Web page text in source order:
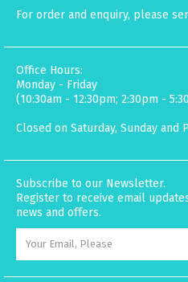
For order and enquiry, please
Office Hours:
Monday - Friday
(10:30am - 12:30pm; 2:30pm -
Closed on Saturday, Sunday and
Subscribe to our Newsletter.
Register to receive email
news and offers.